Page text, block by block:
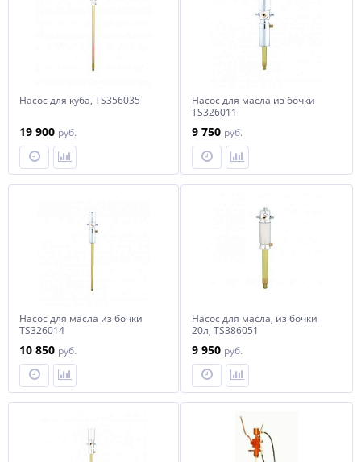
Насос для куба, TS356035
19 900 руб.
Насос для масла из бочки
TS326011
9 750 руб.
Насос для масла из бочки
TS326014
10 850 руб.
Насос для масла, из бочки
20л, TS386051
9 950 руб.